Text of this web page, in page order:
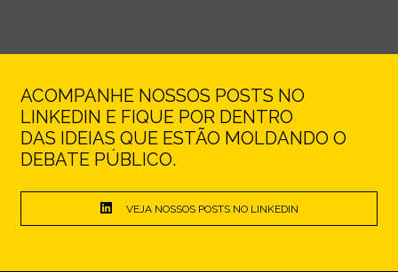
ACOMPANHE NOSSOS POSTS NO
LINKEDIN E FIQUE POR DENTRO
DAS IDEIAS QUE ESTÃO MOLDANDO O
DEBATE PÚBLICO.
VEJA NOSSOS POSTS NO LINKEDIN